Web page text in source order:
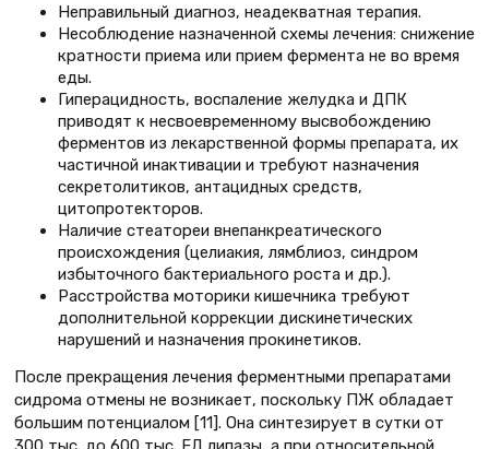
Неправильный диагноз, неадекватная терапия.
Несоблюдение назначенной схемы лечения: снижение
кратности приема или прием фермента не во время
еды.
Гиперацидность, воспаление желудка и ДПК
приводят к несвоевременному высвобождению
ферментов из лекарственной формы препарата, их
частичной инактивации и требуют назначения
секретолитиков, антацидных средств,
цитопротекторов.
Наличие стеатореи внепанкреатического
происхождения (целиакия, лямблиоз, синдром
избыточного бактериального роста и др.).
Расстройства моторики кишечника требуют
дополнительной коррекции дискинетических
нарушений и назначения прокинетиков.
После прекращения лечения ферментными препаратами
сидрома отмены не возникает, поскольку ПЖ обладает
большим потенциалом [11]. Она синтезирует в сутки от